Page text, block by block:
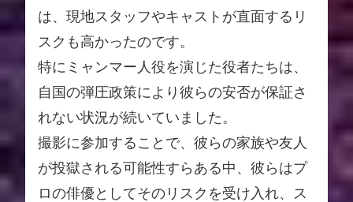
は、現地スタッフやキャストが直面するリ
スクも高かったのです。
特にミャンマー人役を演じた役者たちは、
自国の弾圧政策により彼らの安否が保証さ
れない状況が続いていました。
撮影に参加することで、彼らの家族や友人
が投獄される可能性すらある中、彼らはプ
ロの俳優としてそのリスクを受け入れ、ス